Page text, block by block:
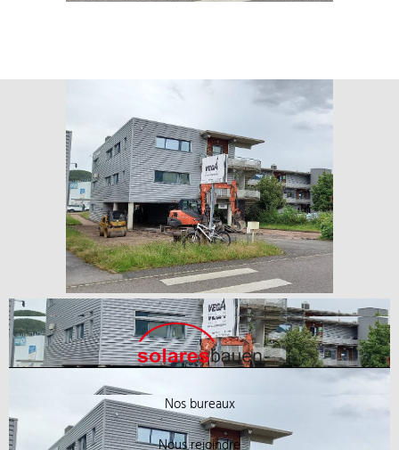
Nos bureaux
Nous rejoindre